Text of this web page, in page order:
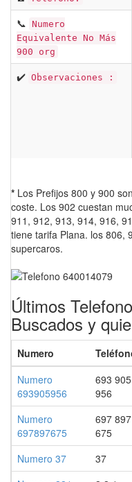
📞 Numero
Equivalente No Más
900 org
✔️ Observaciones :
* Los Prefijos 800 y 900
coste. Los 902 cuestan
911, 912, 913, 914, 916,
tiene tarifa Plana. los 806,
supercaros.
Últimos
Buscados y
Numero
Numero
693905956
693 905
956
Numero
697897675
697 897
675
Numero 37 37